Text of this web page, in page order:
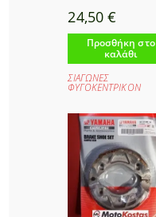
24,50€
Προσθήκη στο
καλάθι
ΣΙΑΓΩΝΕΣ
ΦΥΓΟΚΕΝΤΡΙΚΟΝ